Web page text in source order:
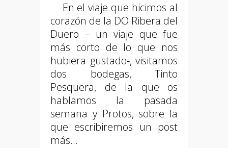
En el viaje que hicimos al
corazón de la DO Ribera del
Duero – un viaje que fue
más corto de lo que nos
hubiera gustado-, visitamos
dos bodegas, Tinto
Pesquera, de la que os
hablamos la pasada
semana y Protos, sobre la
que escribiremos un post
más…